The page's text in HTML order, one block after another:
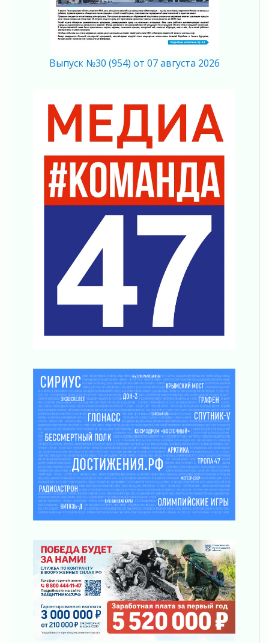
Вниманию автомобилистов!
04 августа 2026
Память, сталь и музыка
Регион готовится к выборам
согласие
04 августа 2026
Без риска для здоровья и кошелька
04 августа 2026
Важная информация
04 августа 2026
Что делать со сбережениями
04 августа 2026
Награды нашли строителей
Ленобласть повышает производительность
труда в ЖКХ
03 августа 2026
Поддержка волонтерских объединений
Ладожский мост полностью закроют на два
03 августа 2026
03 августа 2026
Новая площадка: 2027
03 августа 2026
Часть медиков в Ленобласти сможет
рассчитывать на доплату от региона
03 августа 2026
За сутки в Ленинградской области
ликвидировали 10 пожаров
03 августа 2026
Клюква наливается, но в корзинку пока не
просится
03 августа 2026
Строительные компании Ленобласти
подняли зарплаты почти на 40% за год
03 августа 2026
Шесть новых жизней в честь дня рождения
Ленинградской области
Уроки безопасности для детей и взрослых
03 августа 2026
Выпуск №30 (954) от 07 августа 2026